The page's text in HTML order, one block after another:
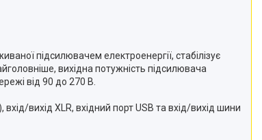
підсилювачем електроенергії, стабілізує
вихідна потужність підсилювача
від 90 до 270 В.
вихід XLR, вхідний порт USB та вхід/вихід шини